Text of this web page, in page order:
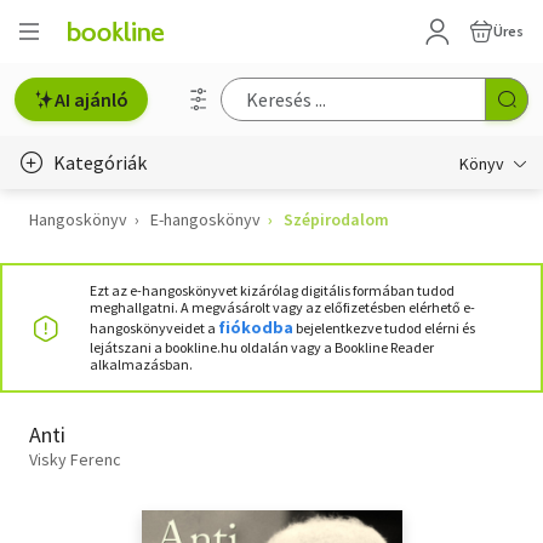
Üres
AI ajánló
Kategóriák Könyv
Életmód, egészség
Erotika
Gyermek- és ifjúsági
Hobbi, szabadidő
Irodalom
Hangoskönyv E-hangoskönyv Szépirodalom
Ezt az e-hangoskönyvet kizárólag digitális formában tudod
meghallgatni. A megvásárolt vagy az előfizetésben elérhető e-
hangoskönyveidet a fiókodba bejelentkezve tudod elérni és
lejátszani a bookline.hu oldalán vagy a Bookline Reader
alkalmazásban.
Anti
Visky Ferenc